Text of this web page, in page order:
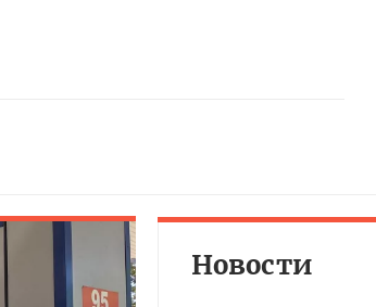
Новости